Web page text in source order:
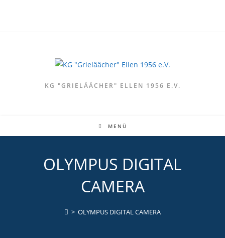
KG "GRIELÄÄCHER" ELLEN 1956 E.V.
MENÜ
OLYMPUS DIGITAL
CAMERA
> OLYMPUS DIGITAL CAMERA